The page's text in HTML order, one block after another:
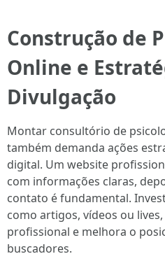
Construção de
Online e
Divulgação
Montar consultório de
também demanda ações
digital. Um website
com informações claras,
contato é fundamental.
como artigos, vídeos ou
profissional e melhora o
buscadores.